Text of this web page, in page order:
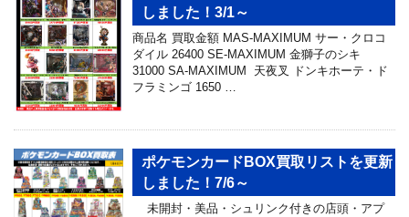
しました！3/1～
商品名 買取金額 MAS-MAXIMUM サー・クロコ
ダイル 26400 SE-MAXIMUM 金獅子のシキ
31000 SA-MAXIMUM 天夜叉 ドンキホーテ・ド
フラミンゴ 1650 …
ポケモンカードBOX買取リストを更新
しました！7/6～
未開封・美品・シュリンク付きの店頭・アプ